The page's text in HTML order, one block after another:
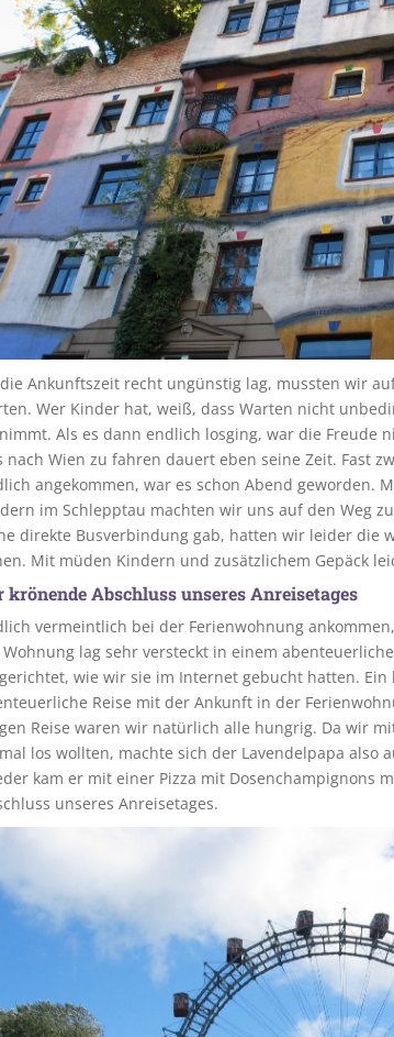
Ankunftszeit recht ungünstig lag, mussten wir
Wer Kinder hat, weiß, dass Warten nicht
Als es dann endlich losging, war die Freude
nach Wien zu fahren dauert eben seine Zeit. Fast
angekommen, war es schon Abend geworden.
im Schlepptau machten wir uns auf den Weg
direkte Busverbindung gab, hatten wir leider die
Mit müden Kindern und zusätzlichem Gepäck
krönende Abschluss unseres Anreisetages
vermeintlich bei der Ferienwohnung
lag sehr versteckt in einem
wie wir sie im Internet gebucht hatten. Ein
Reise mit der Ankunft in der
Reise waren wir natürlich alle hungrig. Da wir
los wollten, machte sich der Lavendelpapa also
kam er mit einer Pizza mit Dosenchampignons
unseres Anreisetages.